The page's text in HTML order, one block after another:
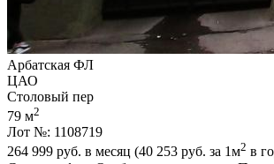
Арбатская ФЛ
ЦАО
Столовый пер
79 м2
Лот №: 1108719
264 999 руб. в месяц (40 253 руб. за 1м2 в